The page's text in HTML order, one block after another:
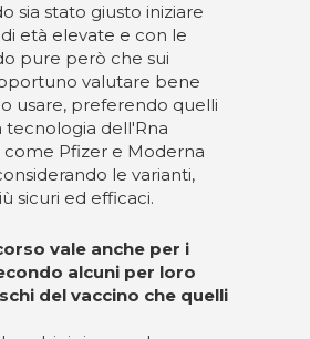
sia stato giusto iniziare
età elevate e con le
pure però che sui
valutare bene
usare, preferendo quelli
tecnologia dell'Rna
come Pfizer e Moderna
le varianti,
sicuri ed efficaci.
vale anche per i
alcuni per loro
del vaccino che quelli